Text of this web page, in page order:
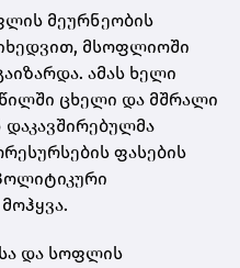
მეურნეობის
მსოფლიოში
ამას ხელი
ცხელი და მშრალი
ფასების
და სოფლის